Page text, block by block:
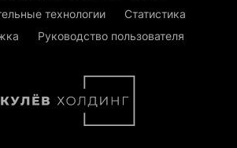
технологии
Статистика
Руководство пользователя